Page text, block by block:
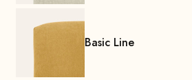
Basic Line